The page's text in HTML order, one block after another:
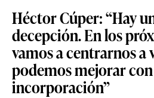
Héctor Cúper: “Hay
decepción. En los
vamos a centrarnos a
podemos mejorar
incorporación”